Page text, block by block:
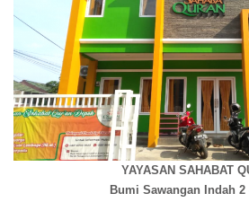
YAYASAN SAHABAT
Bumi Sawangan Indah 2